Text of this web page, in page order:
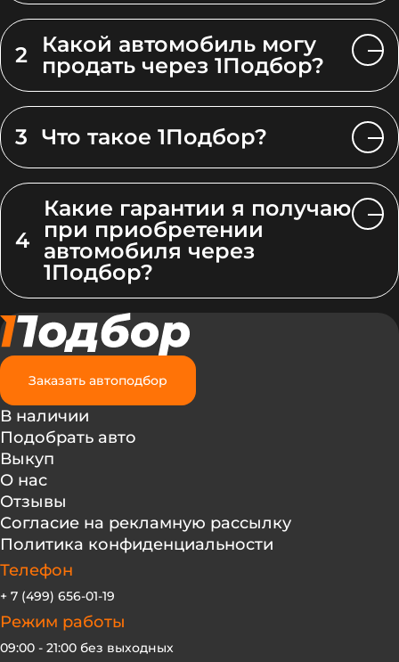
2
Какой автомобиль могу
продать через 1Подбор?
3 Что такое 1Подбор?
4
Какие гарантии я получаю
при приобретении
автомобиля через
1Подбор?
Заказать автоподбор
В наличии
Подобрать авто
Выкуп
О нас
Отзывы
Согласие на рекламную рассылку
Политика конфиденциальности
Телефон
+ 7 (499) 656-01-19
Режим работы
09:00 - 21:00 без выходных